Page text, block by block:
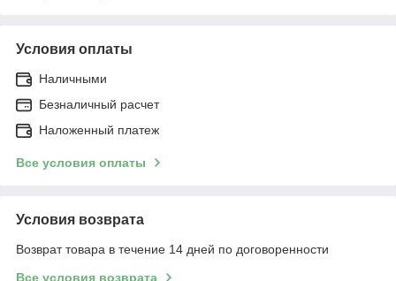
Условия оплаты
Наличными
Безналичный расчет
Наложенный платеж
Все условия оплаты
Условия возврата
Возврат товара в течение 14 дней по договоренности
Все условия возврата